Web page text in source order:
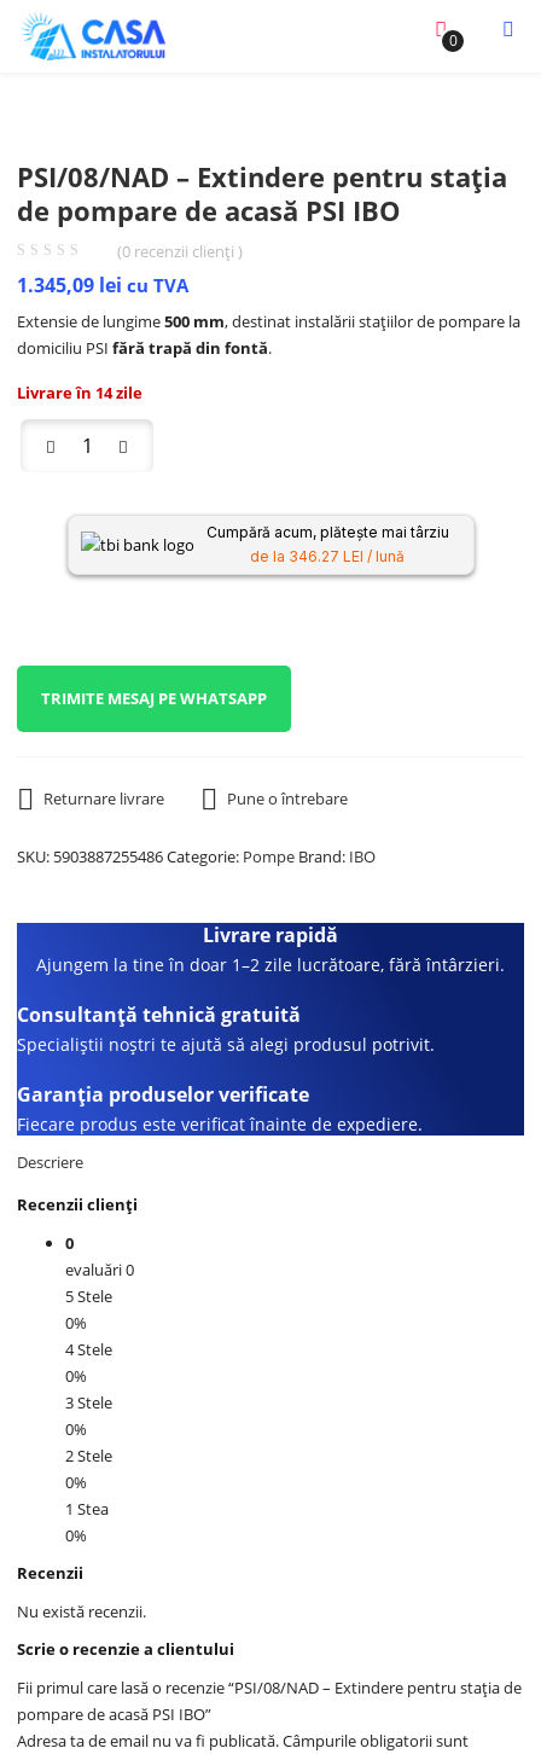
0
PSI/08/NAD – Extindere pentru stația
de pompare de acasă PSI IBO
(0 recenzii clienți )
1.345,09 lei cu TVA
Extensie de lungime500 mm, destinat instalării stațiilor de pompare la
domiciliu PSIfără trapă din fontă.
Livrare în 14 zile
Cumpără acum, plătește mai târziu
de la 346.27 LEI / lună
TRIMITE MESAJ PE WHATSAPP
Returnare livrare Pune o întrebare
SKU: 5903887255486Categorie: Pompe Brand: IBO
Livrare rapidă
Ajungem la tine în doar 1–2 zile lucrătoare, fără întârzieri.
Consultanță tehnică gratuită
Specialiștii noștri te ajută să alegi produsul potrivit.
Garanția produselor verificate
Fiecare produs este verificat înainte de expediere.
Descriere
Recenzii clienți
0
evaluări 0
5 Stele
0%
4 Stele
0%
3 Stele
0%
2 Stele
0%
1 Stea
0%
Recenzii
Nu există recenzii.
Scrie o recenzie a clientului
Fii primul care lasă o recenzie “PSI/08/NAD – Extindere pentru stația de
pompare de acasă PSI IBO”
Adresa ta de email nu va fi publicată.Câmpurile obligatorii sunt